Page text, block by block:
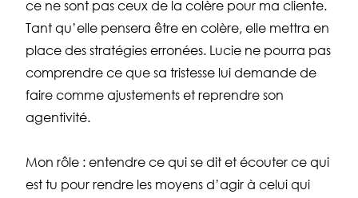
ce ne sont pas ceux de la colère pour ma cliente.
Tant qu’elle pensera être en colère, elle mettra en
place des stratégies erronées. Lucie ne pourra pas
comprendre ce que sa tristesse lui demande de
faire comme ajustements et reprendre son
agentivité.
Mon rôle : entendre ce qui se dit et écouter ce qui
est tu pour rendre les moyens d’agir à celui qui